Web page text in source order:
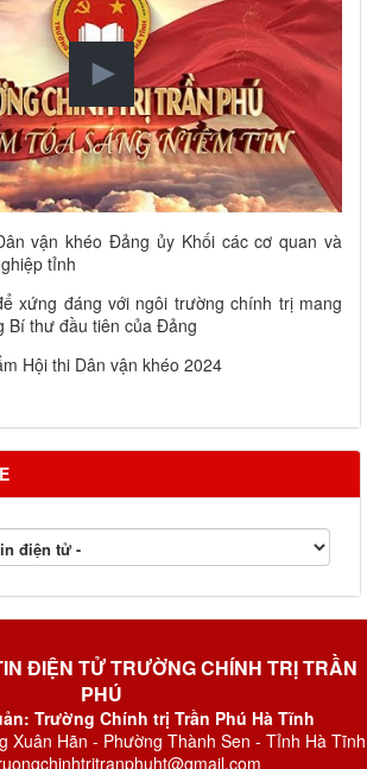
vận khéo Đảng ủy Khối các cơ quan và
tỉnh
xứng đáng với ngôi trường chính trị mang
Bí thư đầu tiên của Đảng
Hội thi Dân vận khéo 2024
ĐIỆN TỬ TRƯỜNG CHÍNH TRỊ TRẦN
PHÚ
Trường Chính trị Trần Phú Hà Tĩnh
Xuân Hãn - Phường Thành Sen - Tỉnh Hà Tĩnh